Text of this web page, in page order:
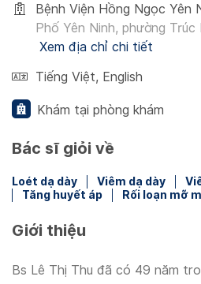
Bệnh Viện Hồng Ngọc Yên
Phố Yên Ninh, phường Trúc
Xem địa chỉ chi tiết
Tiếng Việt, English
Khám tại phòng khám
Bác sĩ giỏi về
Loét dạ dày Viêm dạ dày
Tăng huyết áp
Rối loạn mỡ
Giới thiệu
Bs Lê Thị Thu đã có 49 năm